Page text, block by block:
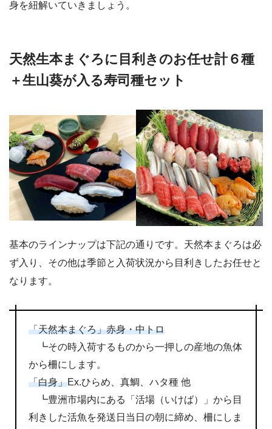
身を紐解いていきましょう。
天然生本まぐろに目利きのお任せ計６種
＋生山葵が入る寿司種セット
基本のラインナップは下記の通りです。天然本まぐろは必
ず入り、その他は季節と入荷状況から目利きしたお任せと
なります。
「天然本まぐろ」赤身・中トロ
┗その時入荷するものから一押しの産地の魚体
から柵にします。
「白身」Ex.ひらめ、真鯛、ハタ種 他
┗豊洲市場内にある「活場（いけば）」から目
利きした活魚を発送日当日の朝に締め、柵にしま